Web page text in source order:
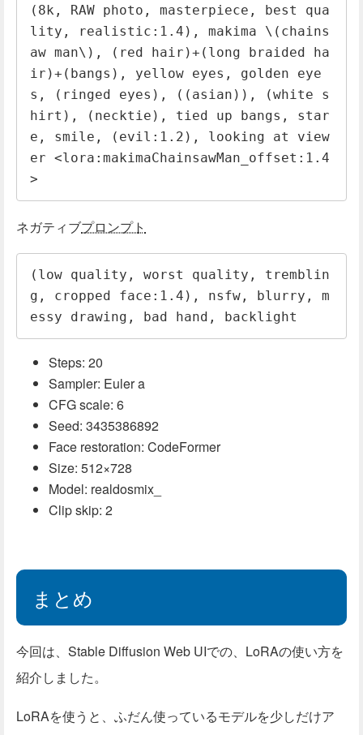
(8k, RAW photo, masterpiece, best qua
lity, realistic:1.4), makima \(chains
aw man\), (red hair)+(long braided ha
ir)+(bangs), yellow eyes, golden eye
s, (ringed eyes), ((asian)), (white s
hirt), (necktie), tied up bangs, star
e, smile, (evil:1.2), looking at view
er <lora:makimaChainsawMan_offset:1.4
>
ネガティブプロンプト
(low quality, worst quality, tremblin
g, cropped face:1.4), nsfw, blurry, m
essy drawing, bad hand, backlight
Steps: 20
Sampler: Euler a
CFG scale: 6
Seed: 3435386892
Face restoration: CodeFormer
Size: 512×728
Model: realdosmix_
Clip skip: 2
まとめ
今回は、Stable Diffusion Web UIでの、LoRAの使い方を
紹介しました。
LoRAを使うと、ふだん使っているモデルを少しだけア